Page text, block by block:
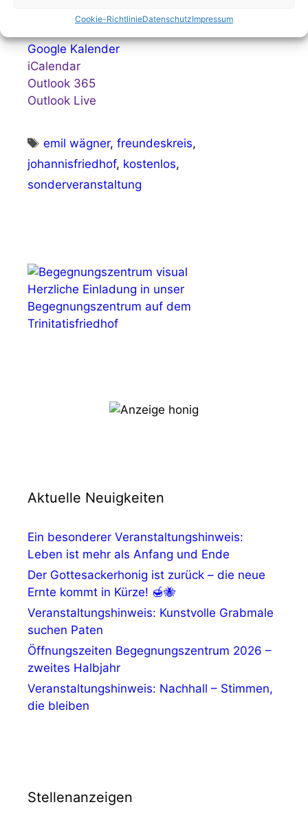
Cookie-RichtlinieDatenschutzImpressum
Google Kalender
iCalendar
Outlook 365
Outlook Live
Schlagwörter
emil wägner,freundeskreis,
johannisfriedhof, kostenlos,
sonderveranstaltung
Herzliche Einladung in unser
Begegnungszentrum auf dem
Trinitatisfriedhof
Aktuelle Neuigkeiten
Ein besonderer Veranstaltungshinweis:
Leben ist mehr als Anfang und Ende
Der Gottesackerhonig ist zurück – die neue
Ernte kommt in Kürze! 🍯🐝
Veranstaltungshinweis: Kunstvolle Grabmale
suchen Paten
Öffnungszeiten Begegnungszentrum 2026 –
zweites Halbjahr
Veranstaltungshinweis: Nachhall – Stimmen,
die bleiben
Stellenanzeigen